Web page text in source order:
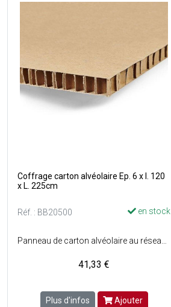
Coffrage carton alvéolaire Ep. 6 x l. 120
x L. 225cm
Réf. : BB20500 en stock
41,33 €
Plus d'infos Ajouter